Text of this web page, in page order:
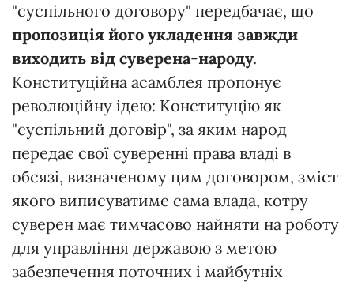
"суспільного договору" передбачає, що
пропозиція його укладення завжди
виходить від суверена-народу.
Конституційна асамблея пропонує
революційну ідею: Конституцію як
"суспільний договір", за яким народ
передає свої суверенні права владі в
обсязі, визначеному цим договором, зміст
якого виписуватиме сама влада, котру
суверен має тимчасово найняти на роботу
для управління державою з метою
забезпечення поточних і майбутніх